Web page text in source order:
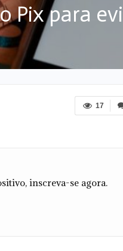
Pix para
17
inscreva-se agora.